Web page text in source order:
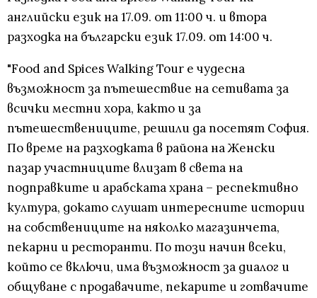
английски език на 17.09. от 11:00 ч. и втора
разходка на български език 17.09. от 14:00 ч.
"Food and Spices Walking Tour e чудесна
възможност за пътешествие на сетивата за
всички местни хора, както и за
пътешествениците, решили да посетят София.
По време на разходката в района на Женски
пазар участниците влизат в света на
подправките и арабската храна – респективно
култура, докато слушат интересните истории
на собствениците на няколко магазинчета,
пекарни и ресторанти. По този начин всеки,
който се включи, има възможност за диалог и
общуване с продавачите, пекарите и готвачите